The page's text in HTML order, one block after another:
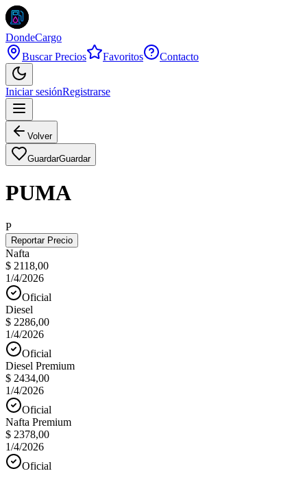
DondeCargo
Buscar Precios
Favoritos Contacto
Iniciar sesiónRegistrarse
Volver
GuardarGuardar
PUMA
P
Reportar Precio
Nafta
$ 2118,00
1/4/2026
Oficial
Diesel
$ 2286,00
1/4/2026
Oficial
Diesel Premium
$ 2434,00
1/4/2026
Oficial
Nafta Premium
$ 2378,00
1/4/2026
Oficial